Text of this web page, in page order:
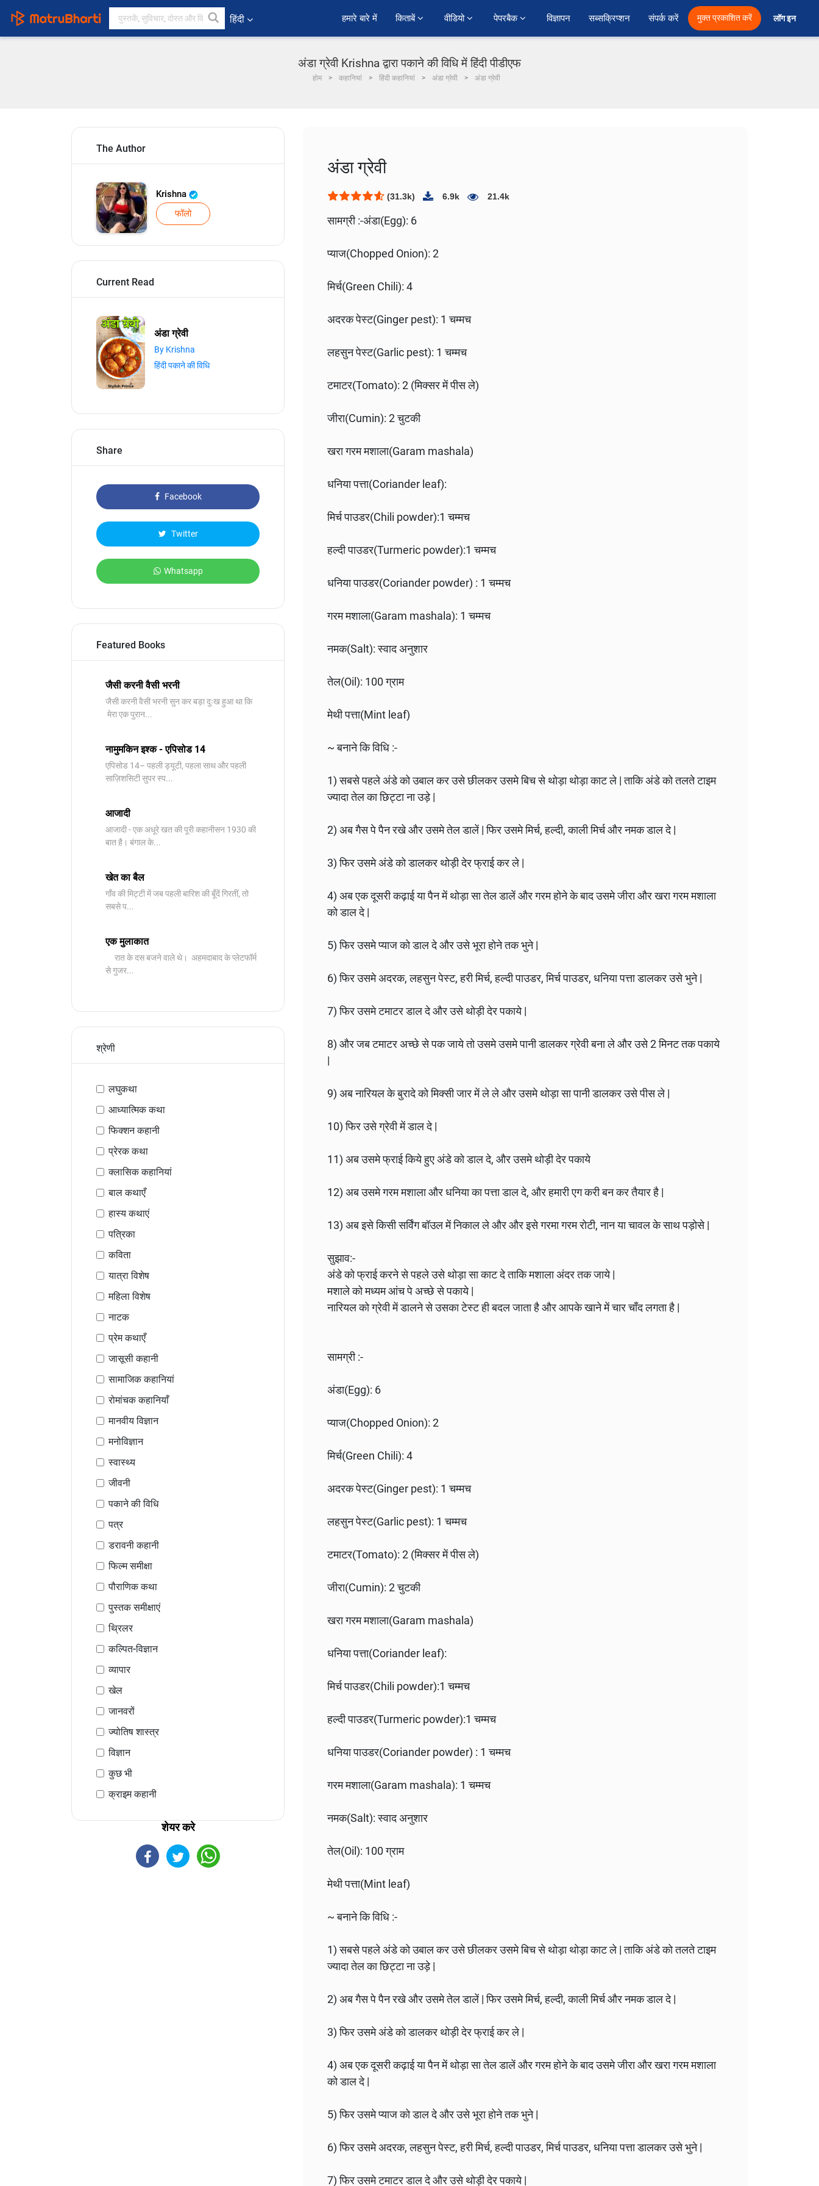
हिंदी हमारे बारे में किताबें वीडियो पेपरबैक विज्ञापन सब्सक्रिप्शन संपर्क करें मुक्त प्रकाशित करें लॉग इन
अंडा ग्रेवी Krishna द्वारा पकाने की विधि में हिंदी पीडीएफ
होम कहानियां हिंदी कहानियां अंडा ग्रेवी अंडा ग्रेवी
The Author
Krishna
फॉलो
Current Read
अंडा ग्रेवी
By Krishna
हिंदी पकाने की विधि
Share
Facebook
Twitter
Whatsapp
Featured Books
जैसी करनी वैसी भरनी
जैसी करनी वैसी भरनी सुन कर बड़ा दुःख हुआ था कि
मेरा एक पुरान...
नामुमकिन इश्क - एपिसोड 14
एपिसोड 14– पहली ड्यूटी, पहला साथ और पहली
साज़िशसिटी सुपर स्प...
आजादी
आजादी - एक अधूरे खत की पूरी कहानीसन 1930 की
बात है। बंगाल के...
खेत का बैल
गाँव की मिट्टी में जब पहली बारिश की बूँदें गिरतीं, तो
सबसे प...
एक मुलाकात
रात के दस बजने वाले थे। अहमदाबाद के प्लेटफॉर्म
से गुजर...
श्रेणी
लघुकथा
आध्यात्मिक कथा
फिक्शन कहानी
प्रेरक कथा
क्लासिक कहानियां
बाल कथाएँ
हास्य कथाएं
पत्रिका
कविता
यात्रा विशेष
महिला विशेष
नाटक
प्रेम कथाएँ
जासूसी कहानी
सामाजिक कहानियां
रोमांचक कहानियाँ
मानवीय विज्ञान
मनोविज्ञान
स्वास्थ्य
जीवनी
पकाने की विधि
पत्र
डरावनी कहानी
फिल्म समीक्षा
पौराणिक कथा
पुस्तक समीक्षाएं
थ्रिलर
कल्पित-विज्ञान
व्यापार
खेल
जानवरों
ज्योतिष शास्त्र
विज्ञान
कुछ भी
क्राइम कहानी
शेयर करे
अंडा ग्रेवी
(31.3k) 6.9k 21.4k
सामग्री :-अंडा(Egg): 6
प्याज(Chopped Onion): 2
मिर्च(Green Chili): 4
अदरक पेस्ट(Ginger pest): 1 चम्मच
लहसुन पेस्ट(Garlic pest): 1 चम्मच
टमाटर(Tomato): 2 (मिक्सर में पीस ले)
जीरा(Cumin): 2 चुटकी
खरा गरम मशाला(Garam mashala)
धनिया पत्ता(Coriander leaf):
मिर्च पाउडर(Chili powder):1 चम्मच
हल्दी पाउडर(Turmeric powder):1 चम्मच
धनिया पाउडर(Coriander powder) : 1 चम्मच
गरम मशाला(Garam mashala): 1 चम्मच
नमक(Salt): स्वाद अनुशार
तेल(Oil): 100 ग्राम
मेथी पत्ता(Mint leaf)
~ बनाने कि विधि :-
1) सबसे पहले अंडे को उबाल कर उसे छीलकर उसमे बिच से थोड़ा थोड़ा काट ले | ताकि अंडे को तलते टाइम
ज्यादा तेल का छिट्टा ना उड़े |
2) अब गैस पे पैन रखे और उसमे तेल डालें | फिर उसमे मिर्च, हल्दी, काली मिर्च और नमक डाल दे |
3) फिर उसमे अंडे को डालकर थोड़ी देर फ्राई कर ले |
4) अब एक दूसरी कढ़ाई या पैन में थोड़ा सा तेल डालें और गरम होने के बाद उसमे जीरा और खरा गरम मशाला
को डाल दे |
5) फिर उसमे प्याज को डाल दे और उसे भूरा होने तक भुने |
6) फिर उसमे अदरक, लहसुन पेस्ट, हरी मिर्च, हल्दी पाउडर, मिर्च पाउडर, धनिया पत्ता डालकर उसे भुने |
7) फिर उसमे टमाटर डाल दे और उसे थोड़ी देर पकाये |
8) और जब टमाटर अच्छे से पक जाये तो उसमे उसमे पानी डालकर ग्रेवी बना ले और उसे 2 मिनट तक पकाये
|
9) अब नारियल के बुरादे को मिक्सी जार में ले ले और उसमे थोड़ा सा पानी डालकर उसे पीस ले |
10) फिर उसे ग्रेवी में डाल दे |
11) अब उसमे फ्राई किये हुए अंडे को डाल दे, और उसमे थोड़ी देर पकाये
12) अब उसमे गरम मशाला और धनिया का पत्ता डाल दे, और हमारी एग करी बन कर तैयार है |
13) अब इसे किसी सर्विंग बॉउल में निकाल ले और और इसे गरमा गरम रोटी, नान या चावल के साथ पड़ोसे |
सुझाव:-
अंडे को फ्राई करने से पहले उसे थोड़ा सा काट दे ताकि मशाला अंदर तक जाये |
मशाले को मध्यम आंच पे अच्छे से पकाये |
नारियल को ग्रेवी में डालने से उसका टेस्ट ही बदल जाता है और आपके खाने में चार चाँद लगता है |
सामग्री :-
अंडा(Egg): 6
प्याज(Chopped Onion): 2
मिर्च(Green Chili): 4
अदरक पेस्ट(Ginger pest): 1 चम्मच
लहसुन पेस्ट(Garlic pest): 1 चम्मच
टमाटर(Tomato): 2 (मिक्सर में पीस ले)
जीरा(Cumin): 2 चुटकी
खरा गरम मशाला(Garam mashala)
धनिया पत्ता(Coriander leaf):
मिर्च पाउडर(Chili powder):1 चम्मच
हल्दी पाउडर(Turmeric powder):1 चम्मच
धनिया पाउडर(Coriander powder) : 1 चम्मच
गरम मशाला(Garam mashala): 1 चम्मच
नमक(Salt): स्वाद अनुशार
तेल(Oil): 100 ग्राम
मेथी पत्ता(Mint leaf)
~ बनाने कि विधि :-
1) सबसे पहले अंडे को उबाल कर उसे छीलकर उसमे बिच से थोड़ा थोड़ा काट ले | ताकि अंडे को तलते टाइम
ज्यादा तेल का छिट्टा ना उड़े |
2) अब गैस पे पैन रखे और उसमे तेल डालें | फिर उसमे मिर्च, हल्दी, काली मिर्च और नमक डाल दे |
3) फिर उसमे अंडे को डालकर थोड़ी देर फ्राई कर ले |
4) अब एक दूसरी कढ़ाई या पैन में थोड़ा सा तेल डालें और गरम होने के बाद उसमे जीरा और खरा गरम मशाला
को डाल दे |
5) फिर उसमे प्याज को डाल दे और उसे भूरा होने तक भुने |
6) फिर उसमे अदरक, लहसुन पेस्ट, हरी मिर्च, हल्दी पाउडर, मिर्च पाउडर, धनिया पत्ता डालकर उसे भुने |
7) फिर उसमे टमाटर डाल दे और उसे थोड़ी देर पकाये |